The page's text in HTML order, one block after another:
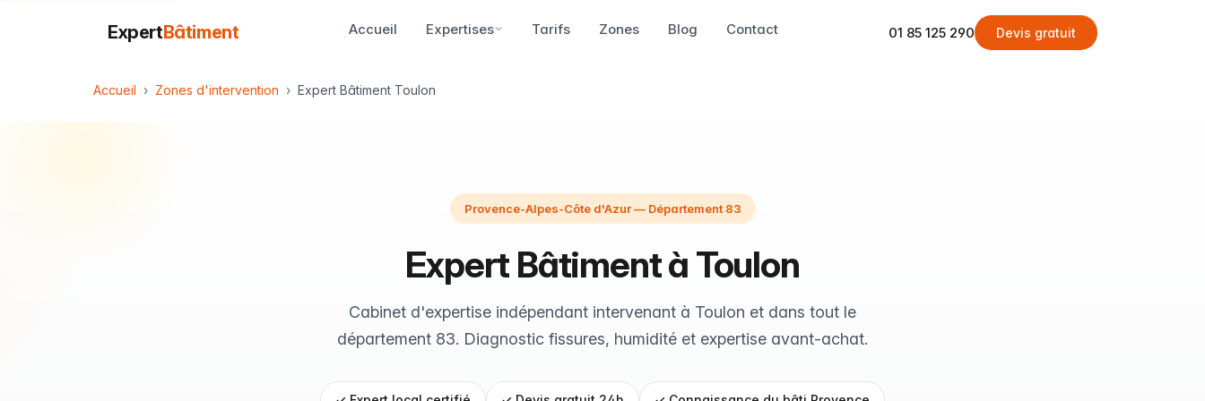
ExpertBâtiment Accueil Expertises Tarifs Zones Blog Contact 01 85 125 290 Devis gratuit
Accueil Zones d'intervention Expert Bâtiment Toulon
Provence-Alpes-Côte d'Azur — Département 83
Expert Bâtiment à Toulon
Cabinet d'expertise indépendant intervenant à Toulon et dans tout le
département 83. Diagnostic fissures, humidité et expertise avant-achat.